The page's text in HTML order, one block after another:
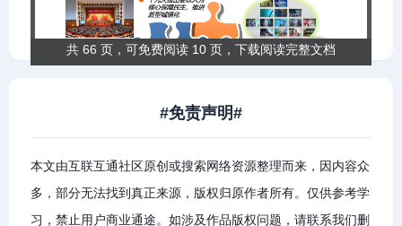
共 66 页，可免费阅读 10 页，下载阅读完整文档
#免责声明#
本文由互联互通社区原创或搜索网络资源整理而来，因内容众
多，部分无法找到真正来源，版权归原作者所有。仅供参考学
习，禁止用户商业通途。如涉及作品版权问题，请联系我们删